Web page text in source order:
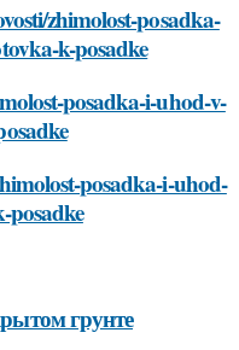
zhimolost-posadka-
k-posadke
posadka-i-uhod-v-
posadka-i-uhod-
грунте